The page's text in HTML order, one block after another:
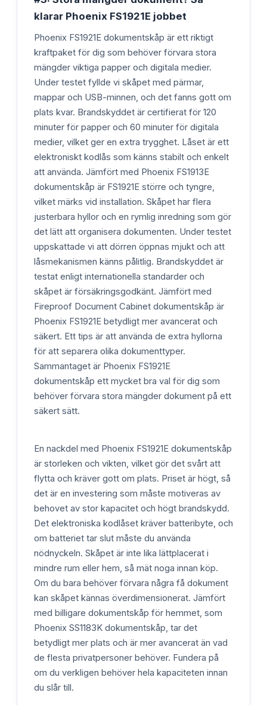
klarar Phoenix FS1921E jobbet
Phoenix FS1921E dokumentskåp är ett riktigt
kraftpaket för dig som behöver förvara stora
mängder viktiga papper och digitala medier.
Under testet fyllde vi skåpet med pärmar,
mappar och USB-minnen, och det fanns gott om
plats kvar. Brandskyddet är certifierat för 120
minuter för papper och 60 minuter för digitala
medier, vilket ger en extra trygghet. Låset är ett
elektroniskt kodlås som känns stabilt och enkelt
att använda. Jämfört med Phoenix FS1913E
dokumentskåp är FS1921E större och tyngre,
vilket märks vid installation. Skåpet har flera
justerbara hyllor och en rymlig inredning som gör
det lätt att organisera dokumenten. Under testet
uppskattade vi att dörren öppnas mjukt och att
låsmekanismen känns pålitlig. Brandskyddet är
testat enligt internationella standarder och
skåpet är försäkringsgodkänt. Jämfört med
Fireproof Document Cabinet dokumentskåp är
Phoenix FS1921E betydligt mer avancerat och
säkert. Ett tips är att använda de extra hyllorna
för att separera olika dokumenttyper.
Sammantaget är Phoenix FS1921E
dokumentskåp ett mycket bra val för dig som
behöver förvara stora mängder dokument på ett
säkert sätt.
En nackdel med Phoenix FS1921E dokumentskåp
är storleken och vikten, vilket gör det svårt att
flytta och kräver gott om plats. Priset är högt, så
det är en investering som måste motiveras av
behovet av stor kapacitet och högt brandskydd.
Det elektroniska kodlåset kräver batteribyte, och
om batteriet tar slut måste du använda
nödnyckeln. Skåpet är inte lika lättplacerat i
mindre rum eller hem, så mät noga innan köp.
Om du bara behöver förvara några få dokument
kan skåpet kännas överdimensionerat. Jämfört
med billigare dokumentskåp för hemmet, som
Phoenix SS1183K dokumentskåp, tar det
betydligt mer plats och är mer avancerat än vad
de flesta privatpersoner behöver. Fundera på
om du verkligen behöver hela kapaciteten innan
du slår till.